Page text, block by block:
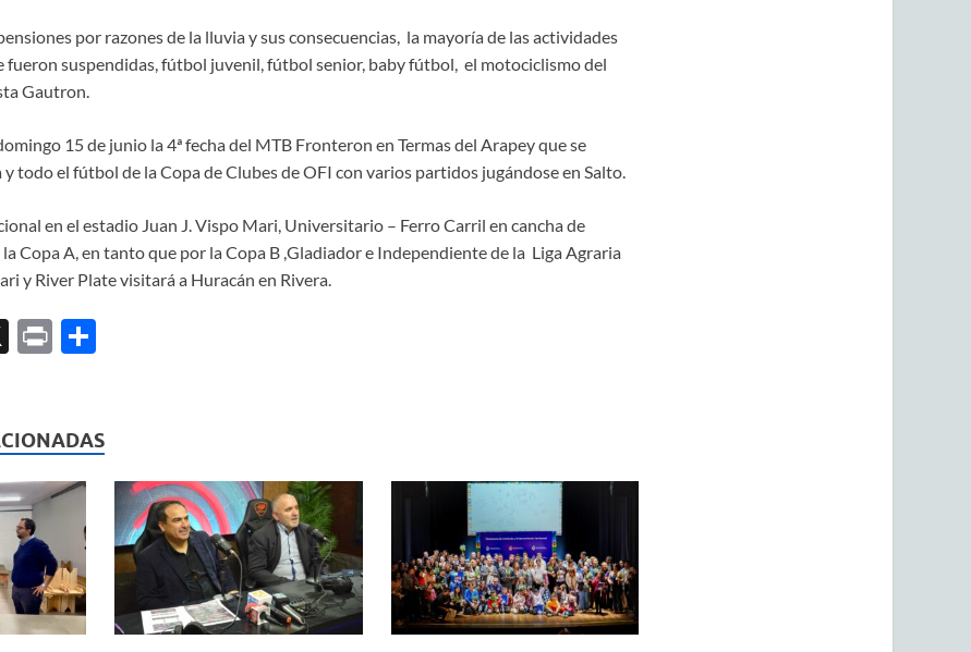
por razones de la lluvia y sus consecuencias, la mayoría de las actividades
fueron suspendidas, fútbol juvenil, fútbol senior, baby fútbol, el motociclismo del
Gautron.
15 de junio la 4ª fecha del MTB Fronteron en Termas del Arapey que se
todo el fútbol de la Copa de Clubes de OFI con varios partidos jugándose en Salto.
en el estadio Juan J. Vispo Mari, Universitario – Ferro Carril en cancha de
Copa A, en tanto que por la Copa B ,Gladiador e Independiente de la Liga Agraria
y River Plate visitará a Huracán en Rivera.
X P C
p
ar
ti